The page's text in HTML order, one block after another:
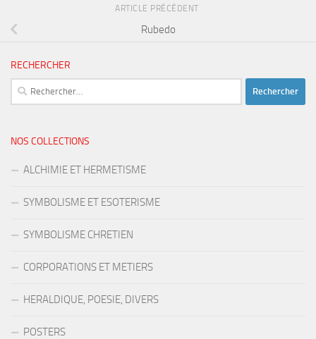
ARTICLE PRÉCÉDENT
Rubedo
RECHERCHER
Rechercher :
NOS COLLECTIONS
ALCHIMIE ET HERMETISME
SYMBOLISME ET ESOTERISME
SYMBOLISME CHRETIEN
CORPORATIONS ET METIERS
HERALDIQUE, POESIE, DIVERS
POSTERS